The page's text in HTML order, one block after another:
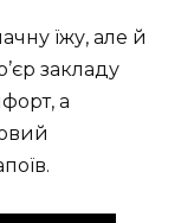
їжу, але й
закладу
а